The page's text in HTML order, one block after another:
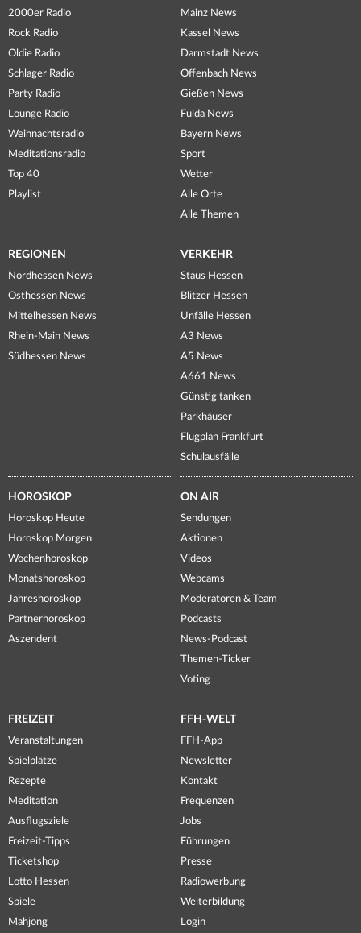
2000er Radio
Rock Radio
Oldie Radio
Schlager Radio
Party Radio
Lounge Radio
Weihnachtsradio
Meditationsradio
Top 40
Playlist
Mainz News
Kassel News
Darmstadt News
Offenbach News
Gießen News
Fulda News
Bayern News
Sport
Wetter
Alle Orte
Alle Themen
REGIONEN
Nordhessen News
Osthessen News
Mittelhessen News
Rhein-Main News
Südhessen News
VERKEHR
Staus Hessen
Blitzer Hessen
Unfälle Hessen
A3 News
A5 News
A661 News
Günstig tanken
Parkhäuser
Flugplan Frankfurt
Schulausfälle
HOROSKOP
Horoskop Heute
Horoskop Morgen
Wochenhoroskop
Monatshoroskop
Jahreshoroskop
Partnerhoroskop
Aszendent
ON AIR
Sendungen
Aktionen
Videos
Webcams
Moderatoren & Team
Podcasts
News-Podcast
Themen-Ticker
Voting
FREIZEIT
Veranstaltungen
Spielplätze
Rezepte
Meditation
Ausflugsziele
Freizeit-Tipps
Ticketshop
Lotto Hessen
Spiele
Mahjong
FFH-WELT
FFH-App
Newsletter
Kontakt
Frequenzen
Jobs
Führungen
Presse
Radiowerbung
Weiterbildung
Login